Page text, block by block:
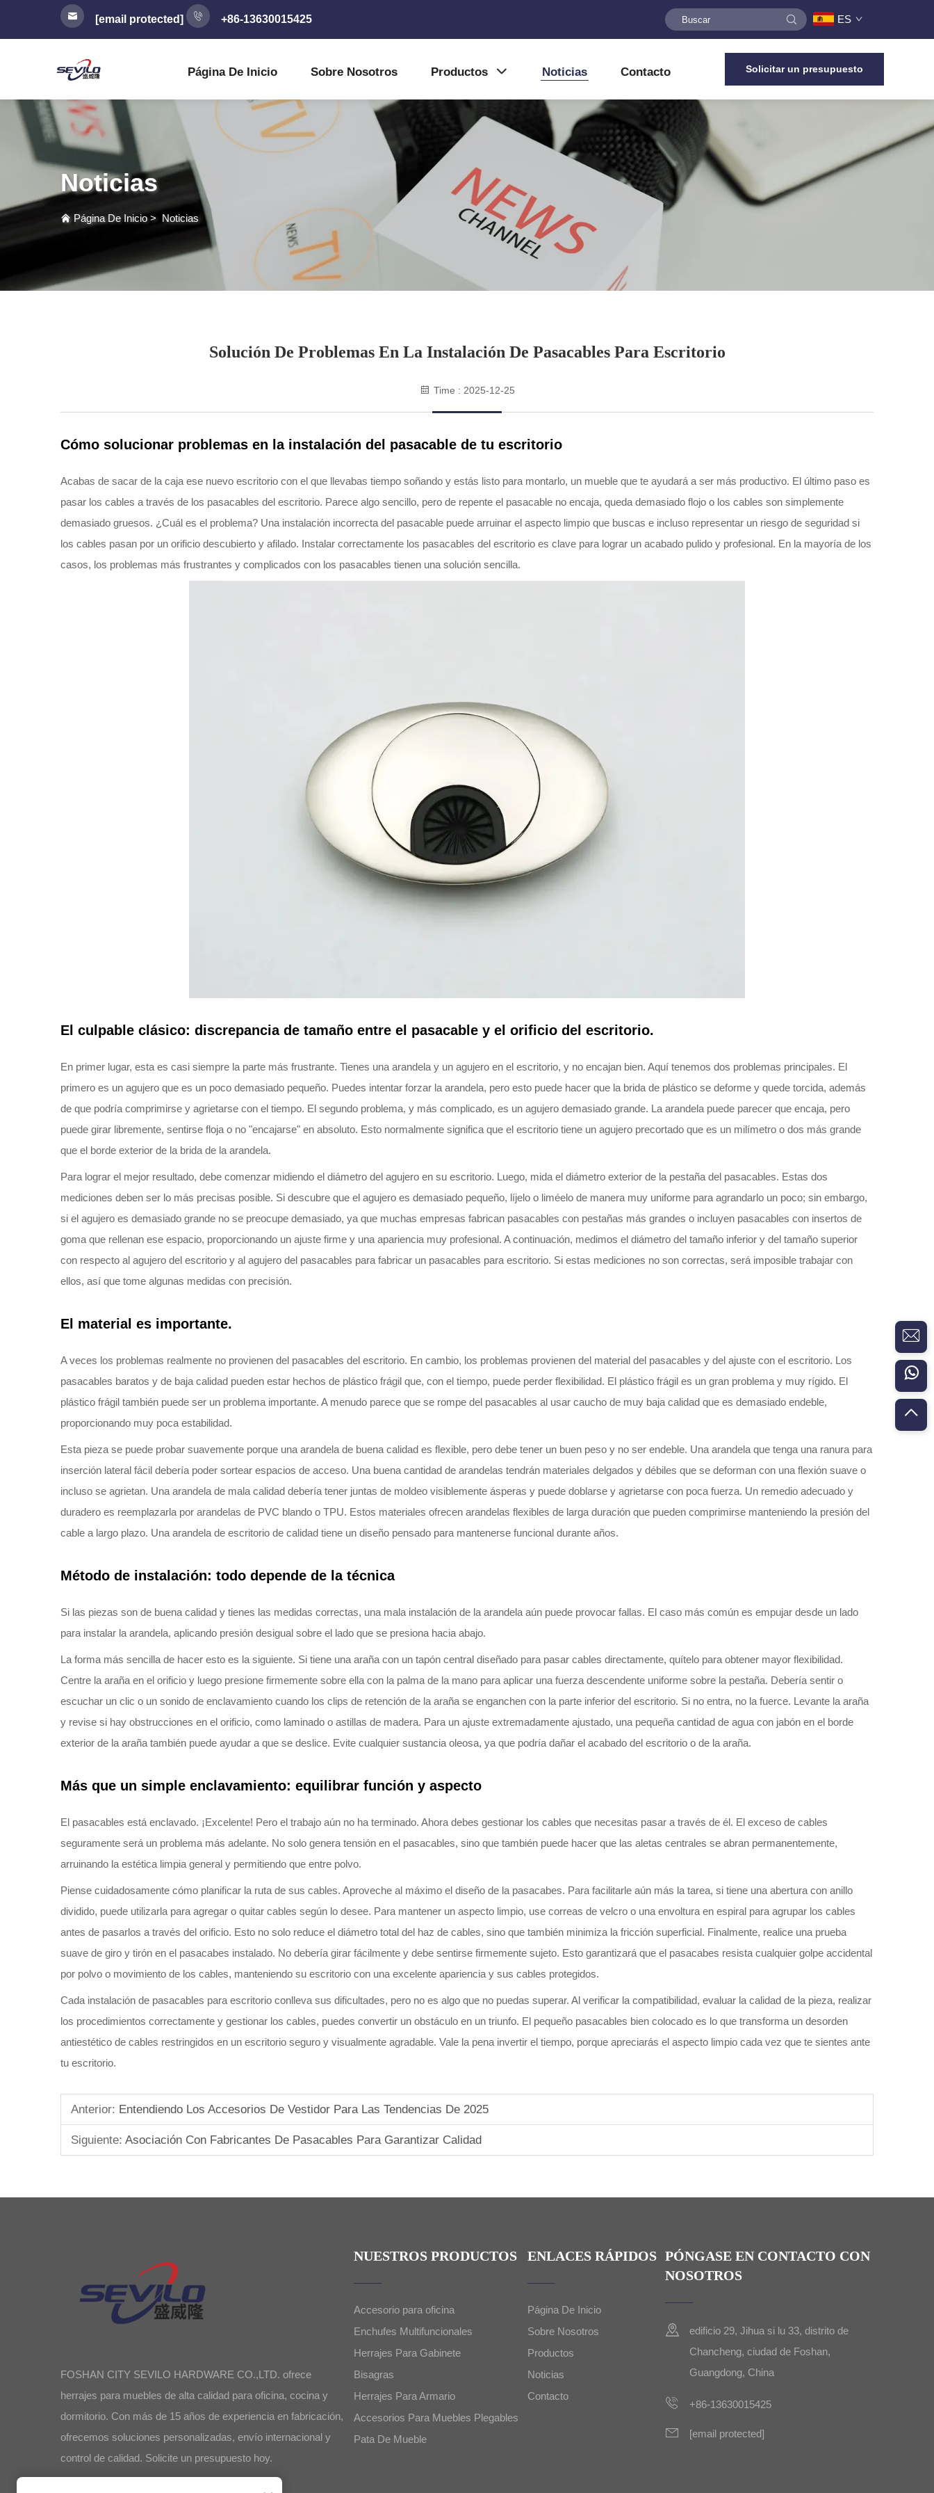
[email protected] +86-13630015425 ES
Página De Inicio Sobre Nosotros Productos Noticias Contacto Solicitar un presupuesto
Noticias
Página De Inicio > Noticias
Solución De Problemas En La Instalación De Pasacables Para Escritorio
Time : 2025-12-25
Cómo solucionar problemas en la instalación del pasacable de tu escritorio
Acabas de sacar de la caja ese nuevo escritorio con el que llevabas tiempo soñando y estás listo para montarlo, un mueble que te ayudará a ser más productivo. El último paso es
pasar los cables a través de los pasacables del escritorio. Parece algo sencillo, pero de repente el pasacable no encaja, queda demasiado flojo o los cables son simplemente
demasiado gruesos. ¿Cuál es el problema? Una instalación incorrecta del pasacable puede arruinar el aspecto limpio que buscas e incluso representar un riesgo de seguridad si
los cables pasan por un orificio descubierto y afilado. Instalar correctamente los pasacables del escritorio es clave para lograr un acabado pulido y profesional. En la mayoría de los
casos, los problemas más frustrantes y complicados con los pasacables tienen una solución sencilla.
El culpable clásico: discrepancia de tamaño entre el pasacable y el orificio del escritorio.
En primer lugar, esta es casi siempre la parte más frustrante. Tienes una arandela y un agujero en el escritorio, y no encajan bien. Aquí tenemos dos problemas principales. El
primero es un agujero que es un poco demasiado pequeño. Puedes intentar forzar la arandela, pero esto puede hacer que la brida de plástico se deforme y quede torcida, además
de que podría comprimirse y agrietarse con el tiempo. El segundo problema, y más complicado, es un agujero demasiado grande. La arandela puede parecer que encaja, pero
puede girar libremente, sentirse floja o no "encajarse" en absoluto. Esto normalmente significa que el escritorio tiene un agujero precortado que es un milímetro o dos más grande
que el borde exterior de la brida de la arandela.
Para lograr el mejor resultado, debe comenzar midiendo el diámetro del agujero en su escritorio. Luego, mida el diámetro exterior de la pestaña del pasacables. Estas dos
mediciones deben ser lo más precisas posible. Si descubre que el agujero es demasiado pequeño, líjelo o liméelo de manera muy uniforme para agrandarlo un poco; sin embargo,
si el agujero es demasiado grande no se preocupe demasiado, ya que muchas empresas fabrican pasacables con pestañas más grandes o incluyen pasacables con insertos de
goma que rellenan ese espacio, proporcionando un ajuste firme y una apariencia muy profesional. A continuación, medimos el diámetro del tamaño inferior y del tamaño superior
con respecto al agujero del escritorio y al agujero del pasacables para fabricar un pasacables para escritorio. Si estas mediciones no son correctas, será imposible trabajar con
ellos, así que tome algunas medidas con precisión.
El material es importante.
A veces los problemas realmente no provienen del pasacables del escritorio. En cambio, los problemas provienen del material del pasacables y del ajuste con el escritorio. Los
pasacables baratos y de baja calidad pueden estar hechos de plástico frágil que, con el tiempo, puede perder flexibilidad. El plástico frágil es un gran problema y muy rígido. El
plástico frágil también puede ser un problema importante. A menudo parece que se rompe del pasacables al usar caucho de muy baja calidad que es demasiado endeble,
proporcionando muy poca estabilidad.
Esta pieza se puede probar suavemente porque una arandela de buena calidad es flexible, pero debe tener un buen peso y no ser endeble. Una arandela que tenga una ranura para
inserción lateral fácil debería poder sortear espacios de acceso. Una buena cantidad de arandelas tendrán materiales delgados y débiles que se deforman con una flexión suave o
incluso se agrietan. Una arandela de mala calidad debería tener juntas de moldeo visiblemente ásperas y puede doblarse y agrietarse con poca fuerza. Un remedio adecuado y
duradero es reemplazarla por arandelas de PVC blando o TPU. Estos materiales ofrecen arandelas flexibles de larga duración que pueden comprimirse manteniendo la presión del
cable a largo plazo. Una arandela de escritorio de calidad tiene un diseño pensado para mantenerse funcional durante años.
Método de instalación: todo depende de la técnica
Si las piezas son de buena calidad y tienes las medidas correctas, una mala instalación de la arandela aún puede provocar fallas. El caso más común es empujar desde un lado
para instalar la arandela, aplicando presión desigual sobre el lado que se presiona hacia abajo.
La forma más sencilla de hacer esto es la siguiente. Si tiene una araña con un tapón central diseñado para pasar cables directamente, quítelo para obtener mayor flexibilidad.
Centre la araña en el orificio y luego presione firmemente sobre ella con la palma de la mano para aplicar una fuerza descendente uniforme sobre la pestaña. Debería sentir o
escuchar un clic o un sonido de enclavamiento cuando los clips de retención de la araña se enganchen con la parte inferior del escritorio. Si no entra, no la fuerce. Levante la araña
y revise si hay obstrucciones en el orificio, como laminado o astillas de madera. Para un ajuste extremadamente ajustado, una pequeña cantidad de agua con jabón en el borde
exterior de la araña también puede ayudar a que se deslice. Evite cualquier sustancia oleosa, ya que podría dañar el acabado del escritorio o de la araña.
Más que un simple enclavamiento: equilibrar función y aspecto
El pasacables está enclavado. ¡Excelente! Pero el trabajo aún no ha terminado. Ahora debes gestionar los cables que necesitas pasar a través de él. El exceso de cables
seguramente será un problema más adelante. No solo genera tensión en el pasacables, sino que también puede hacer que las aletas centrales se abran permanentemente,
arruinando la estética limpia general y permitiendo que entre polvo.
Piense cuidadosamente cómo planificar la ruta de sus cables. Aproveche al máximo el diseño de la pasacabes. Para facilitarle aún más la tarea, si tiene una abertura con anillo
dividido, puede utilizarla para agregar o quitar cables según lo desee. Para mantener un aspecto limpio, use correas de velcro o una envoltura en espiral para agrupar los cables
antes de pasarlos a través del orificio. Esto no solo reduce el diámetro total del haz de cables, sino que también minimiza la fricción superficial. Finalmente, realice una prueba
suave de giro y tirón en el pasacabes instalado. No debería girar fácilmente y debe sentirse firmemente sujeto. Esto garantizará que el pasacabes resista cualquier golpe accidental
por polvo o movimiento de los cables, manteniendo su escritorio con una excelente apariencia y sus cables protegidos.
Cada instalación de pasacables para escritorio conlleva sus dificultades, pero no es algo que no puedas superar. Al verificar la compatibilidad, evaluar la calidad de la pieza, realizar
los procedimientos correctamente y gestionar los cables, puedes convertir un obstáculo en un triunfo. El pequeño pasacables bien colocado es lo que transforma un desorden
antiestético de cables restringidos en un escritorio seguro y visualmente agradable. Vale la pena invertir el tiempo, porque apreciarás el aspecto limpio cada vez que te sientes ante
tu escritorio.
Anterior: Entendiendo Los Accesorios De Vestidor Para Las Tendencias De 2025
Siguiente: Asociación Con Fabricantes De Pasacables Para Garantizar Calidad
FOSHAN CITY SEVILO HARDWARE CO.,LTD. ofrece
herrajes para muebles de alta calidad para oficina, cocina y
dormitorio. Con más de 15 años de experiencia en fabricación,
ofrecemos soluciones personalizadas, envío internacional y
control de calidad. Solicite un presupuesto hoy.
NUESTROS PRODUCTOS
Accesorio para oficina
Enchufes Multifuncionales
Herrajes Para Gabinete
Bisagras
Herrajes Para Armario
Accesorios Para Muebles Plegables
Pata De Mueble
ENLACES RÁPIDOS
Página De Inicio
Sobre Nosotros
Productos
Noticias
Contacto
PÓNGASE EN CONTACTO CON
NOSOTROS
edificio 29, Jihua si lu 33, distrito de
Chancheng, ciudad de Foshan,
Guangdong, China
+86-13630015425
[email protected]